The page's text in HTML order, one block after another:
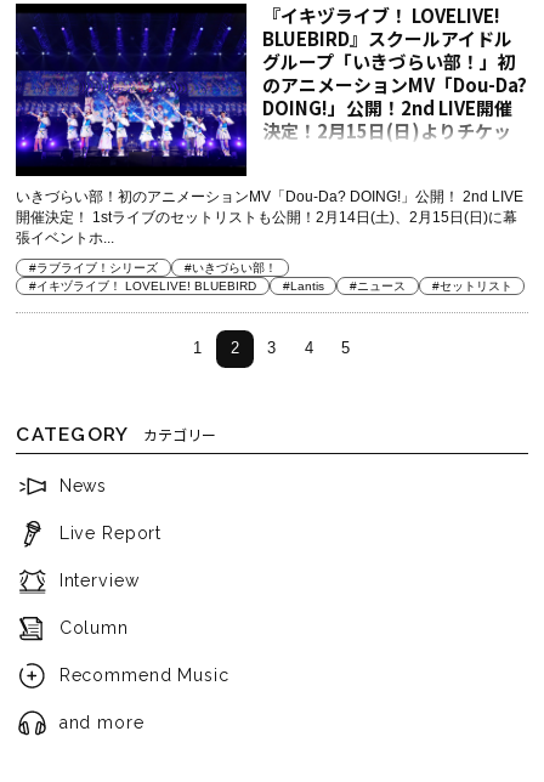
『イキヅライブ！ LOVELIVE!
BLUEBIRD』スクールアイドル
グループ「いきづらい部！」初
のアニメーションMV「Dou-Da?
DOING!」公開！2nd LIVE開催
決定！2月15日(日)よりチケッ
いきづらい部！初のアニメーションMV「Dou-Da? DOING!」公開！ 2nd LIVE
開催決定！ 1stライブのセットリストも公開！2月14日(土)、2月15日(日)に幕
張イベントホ...
#ラブライブ！シリーズ
#いきづらい部！
#イキヅライブ！ LOVELIVE! BLUEBIRD
#Lantis #ニュース #セットリスト
1 2 3 4 5
CATEGORY カテゴリー
News
Live Report
Interview
Column
Recommend Music
and more